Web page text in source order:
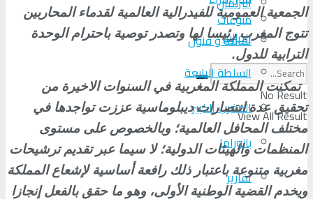
منوعات
ثقافة و فنون
No Result
View All Result
الجالية
السلطة الرابعة
المغرب الكبير
بانوراما
تقارير
الجمعية العمومية للفيدرالية العالمية لقدماء المحاربين
تتوج المغرب رئيسا لها وتصدر توصية باحترام الوحدة
الترابية للدول.
تمكنت المملكة المغربية في السنوات الاخيرة من
تحقيق عدة انتصارات ديبلوماسية عززت تواجدها في
مختلف المحافل العالمية؛ وبالخصوص على مستوى
المنظمات والهيئات الدولية؛ لا سيما عبر تقديم ترشيحات
مغربية متنوعة باعتبار ذلك رافعة أساسية لإشعاع المملكة
ويخدم القضية الوطنية الأولى، وهو ما حقق بالفعل إنجازا